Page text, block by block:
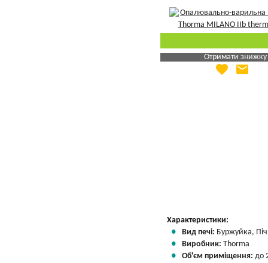
Отримати знижку
Яка Ваша ціна
favorite email
Характеристики:
Вид печі: Буржуйка,
Виробник: Thorma
Об'єм приміщення: до